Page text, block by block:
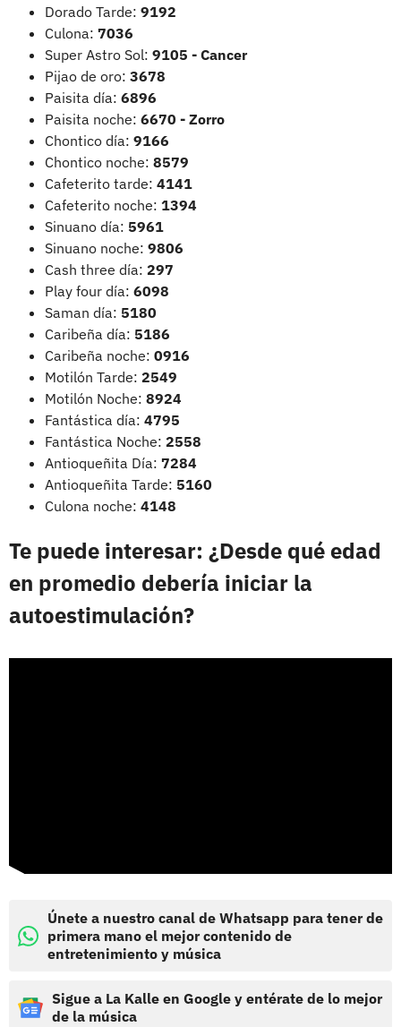
Dorado Tarde: 9192
Culona: 7036
Super Astro Sol: 9105 - Cancer
Pijao de oro: 3678
Paisita día: 6896
Paisita noche: 6670 - Zorro
Chontico día: 9166
Chontico noche: 8579
Cafeterito tarde: 4141
Cafeterito noche: 1394
Sinuano día: 5961
Sinuano noche: 9806
Cash three día: 297
Play four día: 6098
Saman día: 5180
Caribeña día: 5186
Caribeña noche: 0916
Motilón Tarde: 2549
Motilón Noche: 8924
Fantástica día: 4795
Fantástica Noche: 2558
Antioqueñita Día: 7284
Antioqueñita Tarde: 5160
Culona noche: 4148
Te puede interesar: ¿Desde qué edad
en promedio debería iniciar la
autoestimulación?
Únete a nuestro canal de Whatsapp para tener de
primera mano el mejor contenido de
entretenimiento y música
Sigue a La Kalle en Google y entérate de lo mejor
de la música